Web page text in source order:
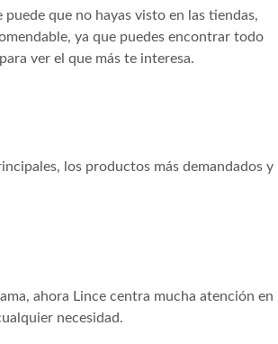
que no hayas visto en las tiendas,
ya que puedes encontrar todo
ver el que más te interesa.
los productos más demandados y
ahora Lince centra mucha atención en
necesidad.